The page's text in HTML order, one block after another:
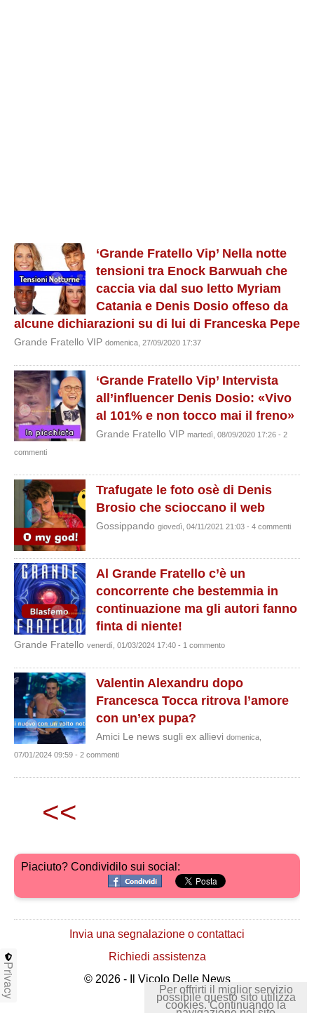
‘Grande Fratello Vip’ Nella notte
tensioni tra Enock Barwuah che
caccia via dal suo letto Myriam
Catania e Denis Dosio offeso da
alcune dichiarazioni su di lui di Franceska Pepe
Grande Fratello VIP domenica, 27/09/2020 17:37
‘Grande Fratello Vip’ Intervista
all’influencer Denis Dosio: «Vivo
al 101% e non tocco mai il freno»
Grande Fratello VIP martedì, 08/09/2020 17:26 - 2
commenti
Trafugate le foto osè di Denis
Brosio che scioccano il web
Gossippando giovedì, 04/11/2021 21:03 - 4 commenti
Al Grande Fratello c’è un
concorrente che bestemmia in
continuazione ma gli autori fanno
finta di niente!
Grande Fratello venerdì, 01/03/2024 17:40 - 1 commento
Valentin Alexandru dopo
Francesca Tocca ritrova l’amore
con un’ex pupa?
Amici Le news sugli ex allievi domenica,
07/01/2024 09:59 - 2 commenti
<<
Piaciuto? Condividilo sui social:
Invia una segnalazione o contattaci
Richiedi assistenza
© 2026 - Il Vicolo Delle News
Per offrirti il miglior servizio
possibile questo sito utilizza
cookies. Continuando la
Privacy